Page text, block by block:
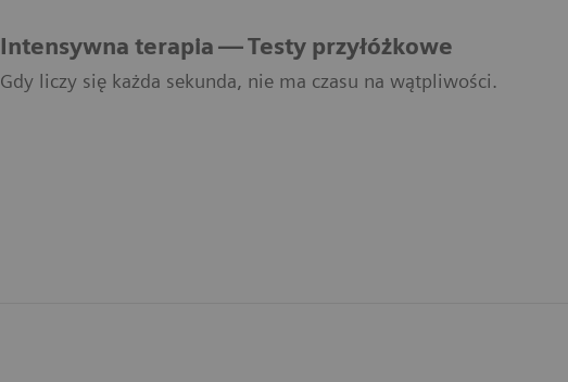
Intensywna terapia — Testy przyłóżkowe
Gdy liczy się każda sekunda, nie ma czasu na wątpliwości.